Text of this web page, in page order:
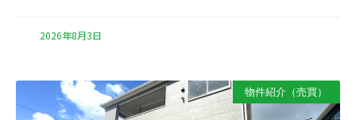
2026年8月3日
物件紹介（売買）